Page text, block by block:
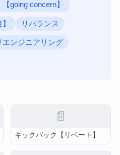
going concern】
リバランス
エンジニアリング
📄
キックバック【リベート】